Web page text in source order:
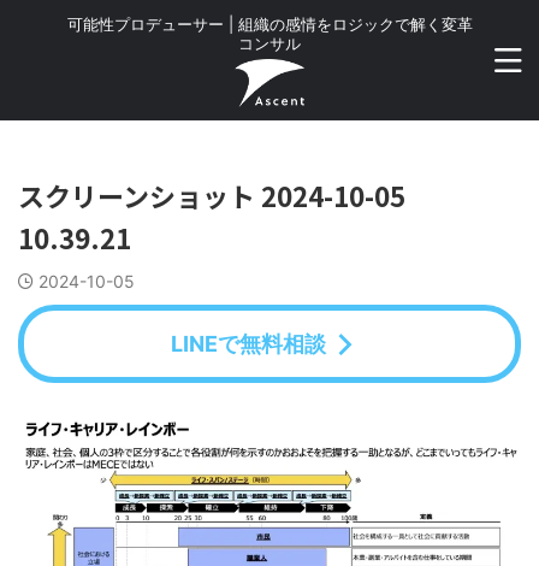
可能性プロデューサー | 組織の感情をロジックで解く変革
コンサル
スクリーンショット 2024-10-05
10.39.21
2024-10-05
LINEで無料相談